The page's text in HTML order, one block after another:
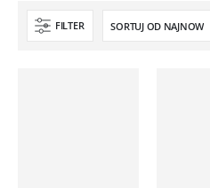
FILTER